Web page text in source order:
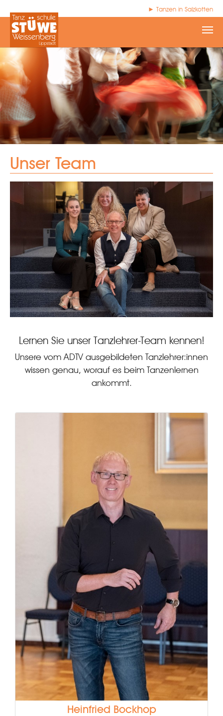
Zum Hauptinhalt springen
► Tanzen in Salzkotten
Unser Team
Lernen Sie unser Tanzlehrer-Team kennen!
Unsere vom ADTV ausgebildeten Tanzlehrer:innen
wissen genau, worauf es beim Tanzenlernen
ankommt.
Heinfried Bockhop